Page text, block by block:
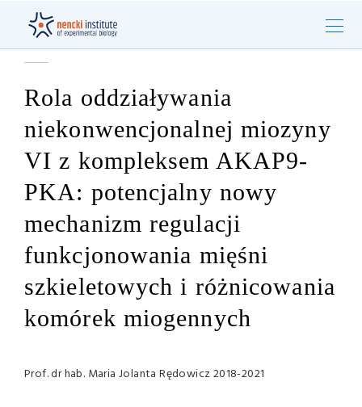
Rola oddziaływania
niekonwencjonalnej miozyny
VI z kompleksem AKAP9-
PKA: potencjalny nowy
mechanizm regulacji
funkcjonowania mięśni
szkieletowych i różnicowania
komórek miogennych
Prof. dr hab. Maria Jolanta Rędowicz 2018-2021